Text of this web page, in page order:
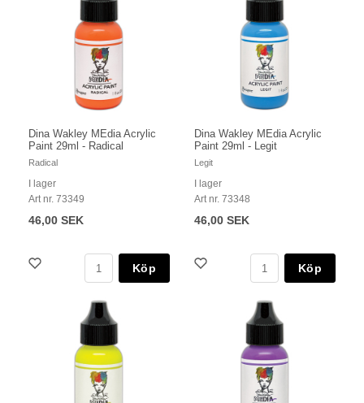
Dina Wakley MEdia Acrylic
Paint 29ml - Radical
Radical
I lager
Art nr. 73349
46,00 SEK
Köp
Dina Wakley MEdia Acrylic
Paint 29ml - Legit
Legit
I lager
Art nr. 73348
46,00 SEK
Köp